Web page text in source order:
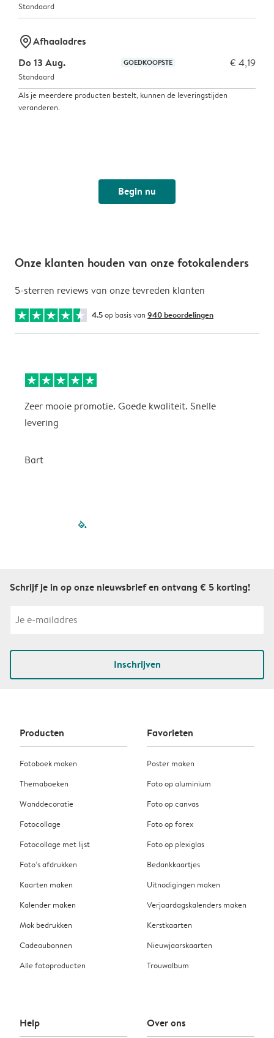
Standaard
marker-pinAfhaaladres
Do 13 Aug.
GOEDKOOPSTE € 4,19
Standaard
Als je meerdere producten bestelt, kunnen de leveringstijden
veranderen.
Begin nu
Onze klanten houden van onze fotokalenders
5-sterren reviews van onze tevreden klanten
4.5op basis van 940 beoordelingen
Zeer mooie promotie. Goede kwaliteit. Snelle
levering
Bart
filled-pagination
Schrijf je in op onze nieuwsbrief en ontvang € 5 korting!
Inschrijven
Producten
Fotoboek maken
Themaboeken
Wanddecoratie
Fotocollage
Fotocollage met lijst
Foto’s afdrukken
Kaarten maken
Kalender maken
Mok bedrukken
Cadeaubonnen
Alle fotoproducten
Favorieten
Poster maken
Foto op aluminium
Foto op canvas
Foto op forex
Foto op plexiglas
Bedankkaartjes
Uitnodigingen maken
Verjaardagskalenders maken
Kerstkaarten
Nieuwjaarskaarten
Trouwalbum
Help Over ons